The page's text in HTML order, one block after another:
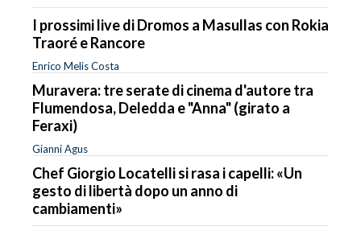
I prossimi live di Dromos a Masullas con Rokia
Traoré e Rancore
Enrico Melis Costa
Muravera: tre serate di cinema d'autore tra
Flumendosa, Deledda e "Anna" (girato a
Feraxi)
Gianni Agus
Chef Giorgio Locatelli si rasa i capelli: «Un
gesto di libertà dopo un anno di
cambiamenti»